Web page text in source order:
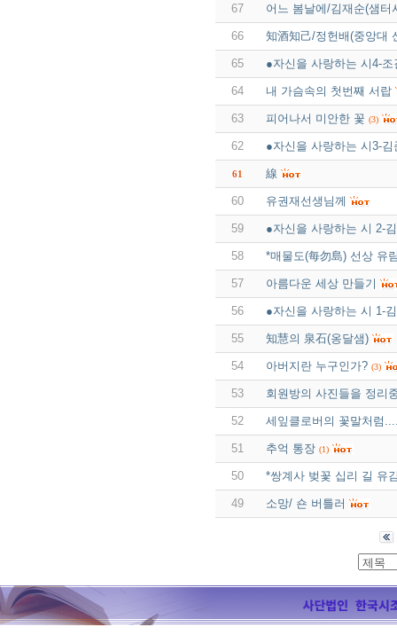
67 어느 봄날에/김재순(샘터
66 知酒知己/정헌배(중앙대
65 ●자신을 사랑하는 시4-
64 내 가슴속의 첫번째 서랍
63 피어나서 미안한 꽃 (3)
62 ●자신을 사랑하는 시3-
61 線
60 유권재선생님께
59 ●자신을 사랑하는 시 2-
58 *매물도(每勿島) 선상 유
57 아름다운 세상 만들기
56 ●자신을 사랑하는 시 1-
55 知慧의 泉石(옹달샘)
54 아버지란 누구인가? (3)
53 회원방의 사진들을 정리
52 세잎클로버의 꽃말처럼
51 추억 통장 (1)
50 *쌍계사 벚꽃 십리 길 유
49 소망/ 숀 버틀러